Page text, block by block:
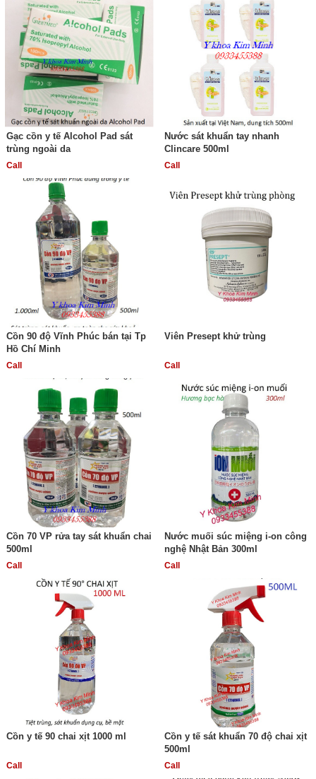
Gạc cồn y tế Alcohol Pad sát
trùng ngoài da
Call
Nước sát khuẩn tay nhanh
Clincare 500ml
Call
Cồn 90 độ Vĩnh Phúc bán tại Tp
Hồ Chí Minh
Call
Viên Presept khử trùng
Call
Cồn 70 VP rửa tay sát khuẩn chai
500ml
Call
Nước muối súc miệng i-on công
nghệ Nhật Bản 300ml
Call
Cồn y tế 90 chai xịt 1000 ml
Call
Cồn y tế sát khuẩn 70 độ chai xịt
500ml
Call